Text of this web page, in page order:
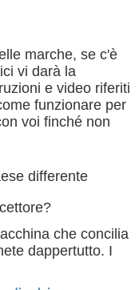
marche, se c'è
vi darà la
e video riferiti
funzionare per
voi finché non
differente
che concilia
dappertutto. I